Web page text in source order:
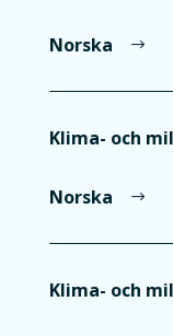
Norska
Klima- och
Norska
Klima- och